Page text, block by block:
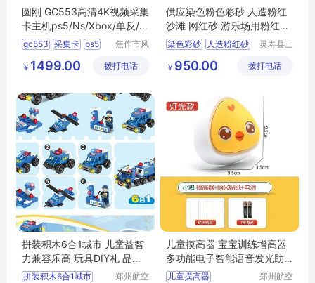
圆刚 GC553高清4K视频采集
卡主机ps5/Ns/Xbox/单反/摄
像机/游戏直播录制设备 GC5
53G2（旗舰机皇升级款GC5
53G2W)
gc553 采集卡 ps5
焦作市风
有限公司
￥ 1499.00 拨打电话
供应染色粉色彩砂 人造粉红
沙滩 网红砂 游乐场用粉红彩
砂10-20目
染色彩砂
人造粉红砂
粉色彩砂价格
灵寿县三
加工厂
￥ 950.00 拨打电话
拼装积木6合1城市 儿童益智
力兼容乐高 玩具DIY礼 品男
孩
拼装积木6合1城市
郑州航空
儿童摸高器 宝宝训练增高器
多功能电子智能语音发光助
高神器
儿童摸高器
郑州航空